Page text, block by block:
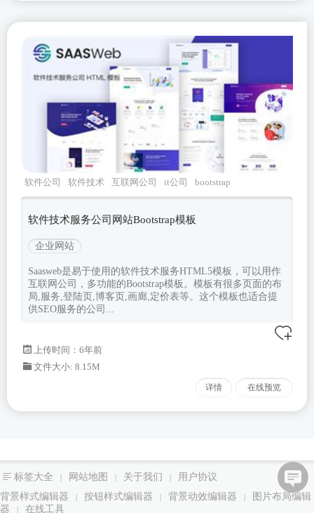
软件公司 软件技术 互联网公司 it公司
bootstrap
模板
软件技术服务公司网站Bootstrap模板
企业网站
Saasweb是易于使用的软件技术服务HTML5模板，可以用作
互联网公司，多功能的Bootstrap模板。模板有很多页面的布
局,服务,登陆页,博客页,画廊,定价表等。这个模板也适合提
供SEO服务的公司...
上传时间：6年前
文件大小: 8.15M
详情 在线预览
标签大全 网站地图 关于我们
用户协议
背景样式编辑器
按钮样式编辑器 背景动效编辑器
图片布局编辑
器
在线工具